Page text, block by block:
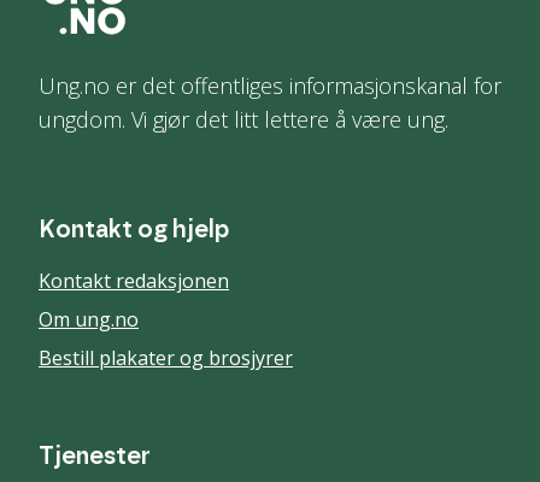
Ung.no er det offentliges informasjonskanal for
ungdom. Vi gjør det litt lettere å være ung.
Kontakt og hjelp
Kontakt redaksjonen
Om ung.no
Bestill plakater og brosjyrer
Tjenester